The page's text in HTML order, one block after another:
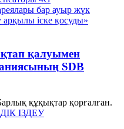
қалуымен
SDB
құқықтар қорғалған.
ІЗДЕУ